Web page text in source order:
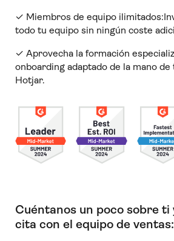
✓ Miembros de equipo
todo tu equipo sin ningún coste
✓ Aprovecha la formación
onboarding adaptado de la mano
Hotjar.
Cuéntanos un poco sobre ti
cita con el equipo de ventas: